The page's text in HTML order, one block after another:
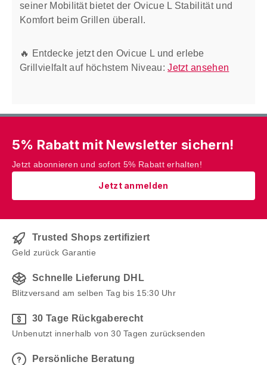
seiner Mobilität bietet der Ovicue L Stabilität und
Komfort beim Grillen überall.
🔥 Entdecke jetzt den Ovicue L und erlebe
Grillvielfalt auf höchstem Niveau:Jetzt ansehen
5% Rabatt mit Newsletter sichern!
Jetzt abonnieren und sofort 5% Rabatt erhalten!
Jetzt anmelden
Trusted Shops zertifiziert
Geld zurück Garantie
Schnelle Lieferung DHL
Blitzversand am selben Tag bis 15:30 Uhr
30 Tage Rückgaberecht
Unbenutzt innerhalb von 30 Tagen zurücksenden
Persönliche Beratung